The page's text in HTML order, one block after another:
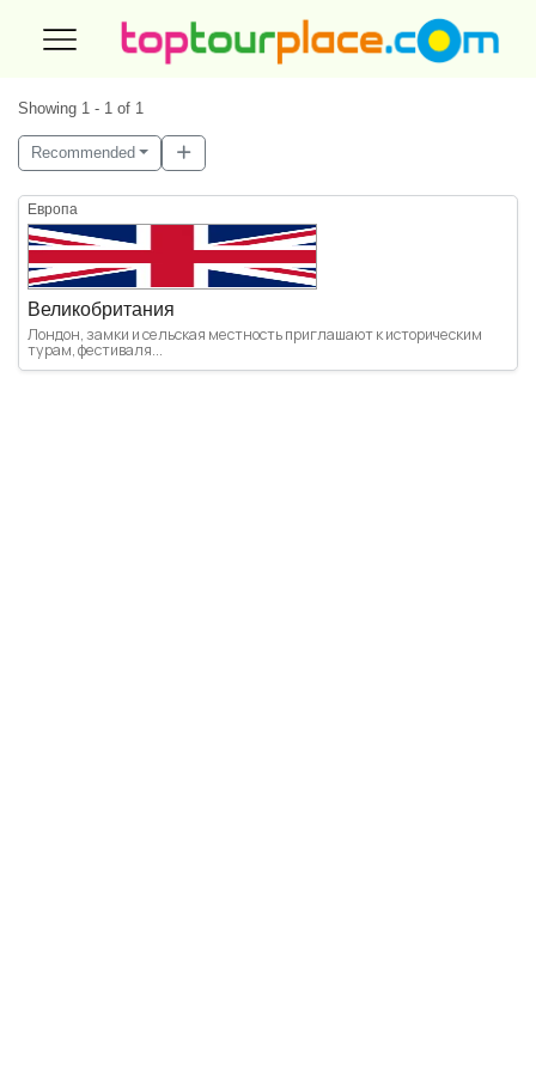
Showing 1 - 1 of 1
Recommended
Европа
Великобритания
Лондон, замки и сельская местность приглашают к историческим
турам, фестиваля...